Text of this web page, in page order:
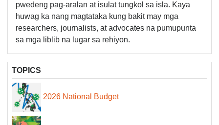
pwedeng pag-aralan at isulat tungkol sa isla. Kaya
huwag ka nang magtataka kung bakit may mga
researchers, journalists, at advocates na pumupunta
sa mga liblib na lugar sa rehiyon.
TOPICS
2026 National Budget